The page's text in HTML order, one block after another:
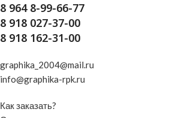
8 964 8-99-66-77
8 918 027-37-00
8 918 162-31-00
graphika_2004@mail.ru
info@graphika-rpk.ru
Как заказать?